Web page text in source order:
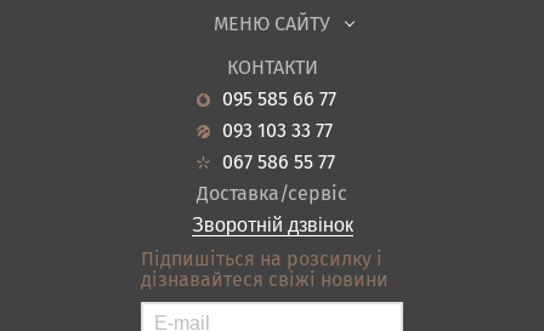
Садові меблі
Вітальня
Кухня
Передпокої
Ванна
Акціі
МЕНЮ САЙТУ
Про нас
Новини
Гарантія
Кредит
Оплата і доставка
Відгуки
Контакти
Карта сайту
Умови покупки
КОНТАКТИ
095 585 66 77
093 103 33 77
067 586 55 77
Доставка/сервіс
Зворотній дзвінок
Підпишіться на розсилку і
дізнавайтеся свіжі новини